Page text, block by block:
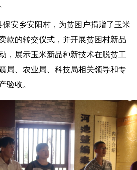
安乡安阳村，为贫困户捐赠了玉米
款的转交仪式，并开展贫困村新品
，展示玉米新品种新技术在脱贫工
局、农业局、科技局相关领导和专
验收。